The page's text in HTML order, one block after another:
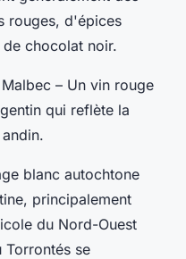
rouges, d'épices
chocolat noir.
– Un vin rouge
qui reflète la
blanc autochtone
principalement
du Nord-Ouest
Torrontés se